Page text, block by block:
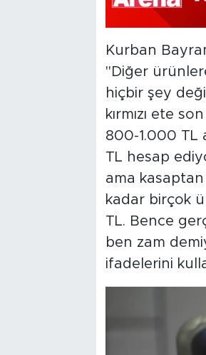
Kurban
"Diğer
hiçbir şey
kırmızı ete
800-1.000 TL
TL hesap
ama kasaptan
kadar birçok
TL. Bence
ben zam
ifadelerini